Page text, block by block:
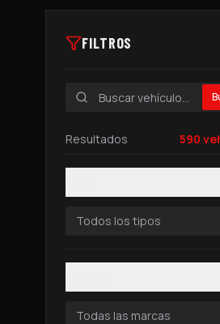
FILTROS
Resultados 590
Todos los tipos
Todas las marcas